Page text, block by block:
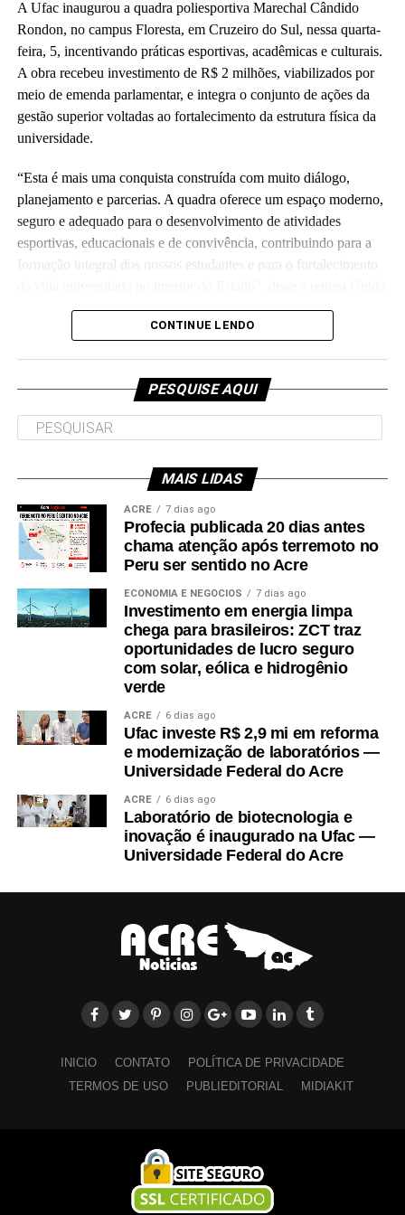
[Secretarias de Agricultura Municipais e o Incra], a pluralidade e
o protagonismo feminino presentes, os planejamentos
participativos adotados, a logística desafiadora e a participação e
alunos de graduação e pós-graduação”, disse Marilene.
Idealização do projeto
multidisciplinar/interdisciplinar, com experiência em projetos
socioambientais e agricultura familiar, a qual também atua em
dois programas de pós-graduação da Ufac. A equipe é composta
por servidores com atuação acadêmica destacada na aprovação
de projetos em chamadas públicas nacionais (CNPq, Capes,
equipe conta com um bolsista de produtividade do CNPq e com
A Ufac inaugurou a quadra poliesportiva Marechal Cândido
Rondon, no campus Floresta, em Cruzeiro do Sul, nessa quarta-
feira, 5, incentivando práticas esportivas, acadêmicas e culturais.
A obra recebeu investimento de R$ 2 milhões, viabilizados por
meio de emenda parlamentar, e integra o conjunto de ações da
gestão superior voltadas ao fortalecimento da estrutura física da
universidade.
“Esta é mais uma conquista construída com muito diálogo,
planejamento e parcerias. A quadra oferece um espaço moderno,
seguro e adequado para o desenvolvimento de atividades
esportivas, educacionais e de convivência, contribuindo para a
formação integral dos nossos estudantes e para o fortalecimento
Aquino durante a solenidade de inauguração.
Leia Mais: UFAC
CONTINUE LENDO
PESQUISE AQUI
MAIS LIDAS
ACRE 7 dias ago
Profecia publicada 20 dias antes
chama atenção após terremoto no
Peru ser sentido no Acre
ECONOMIA E NEGÓCIOS 7 dias ago
Investimento em energia limpa
chega para brasileiros: ZCT traz
oportunidades de lucro seguro
com solar, eólica e hidrogênio
verde
ACRE 6 dias ago
Ufac investe R$ 2,9 mi em reforma
e modernização de laboratórios —
Universidade Federal do Acre
ACRE 6 dias ago
Laboratório de biotecnologia e
inovação é inaugurado na Ufac —
Universidade Federal do Acre
INICIO CONTATO
POLÍTICA DE PRIVACIDADE
TERMOS DE USO
PUBLIEDITORIAL MIDIAKIT